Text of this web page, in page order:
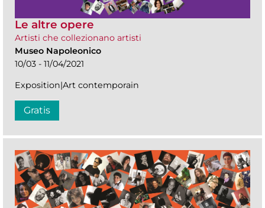
Le altre opere
Artisti che collezionano artisti
Museo Napoleonico
10/03 - 11/04/2021
Exposition|Art contemporain
Gratis